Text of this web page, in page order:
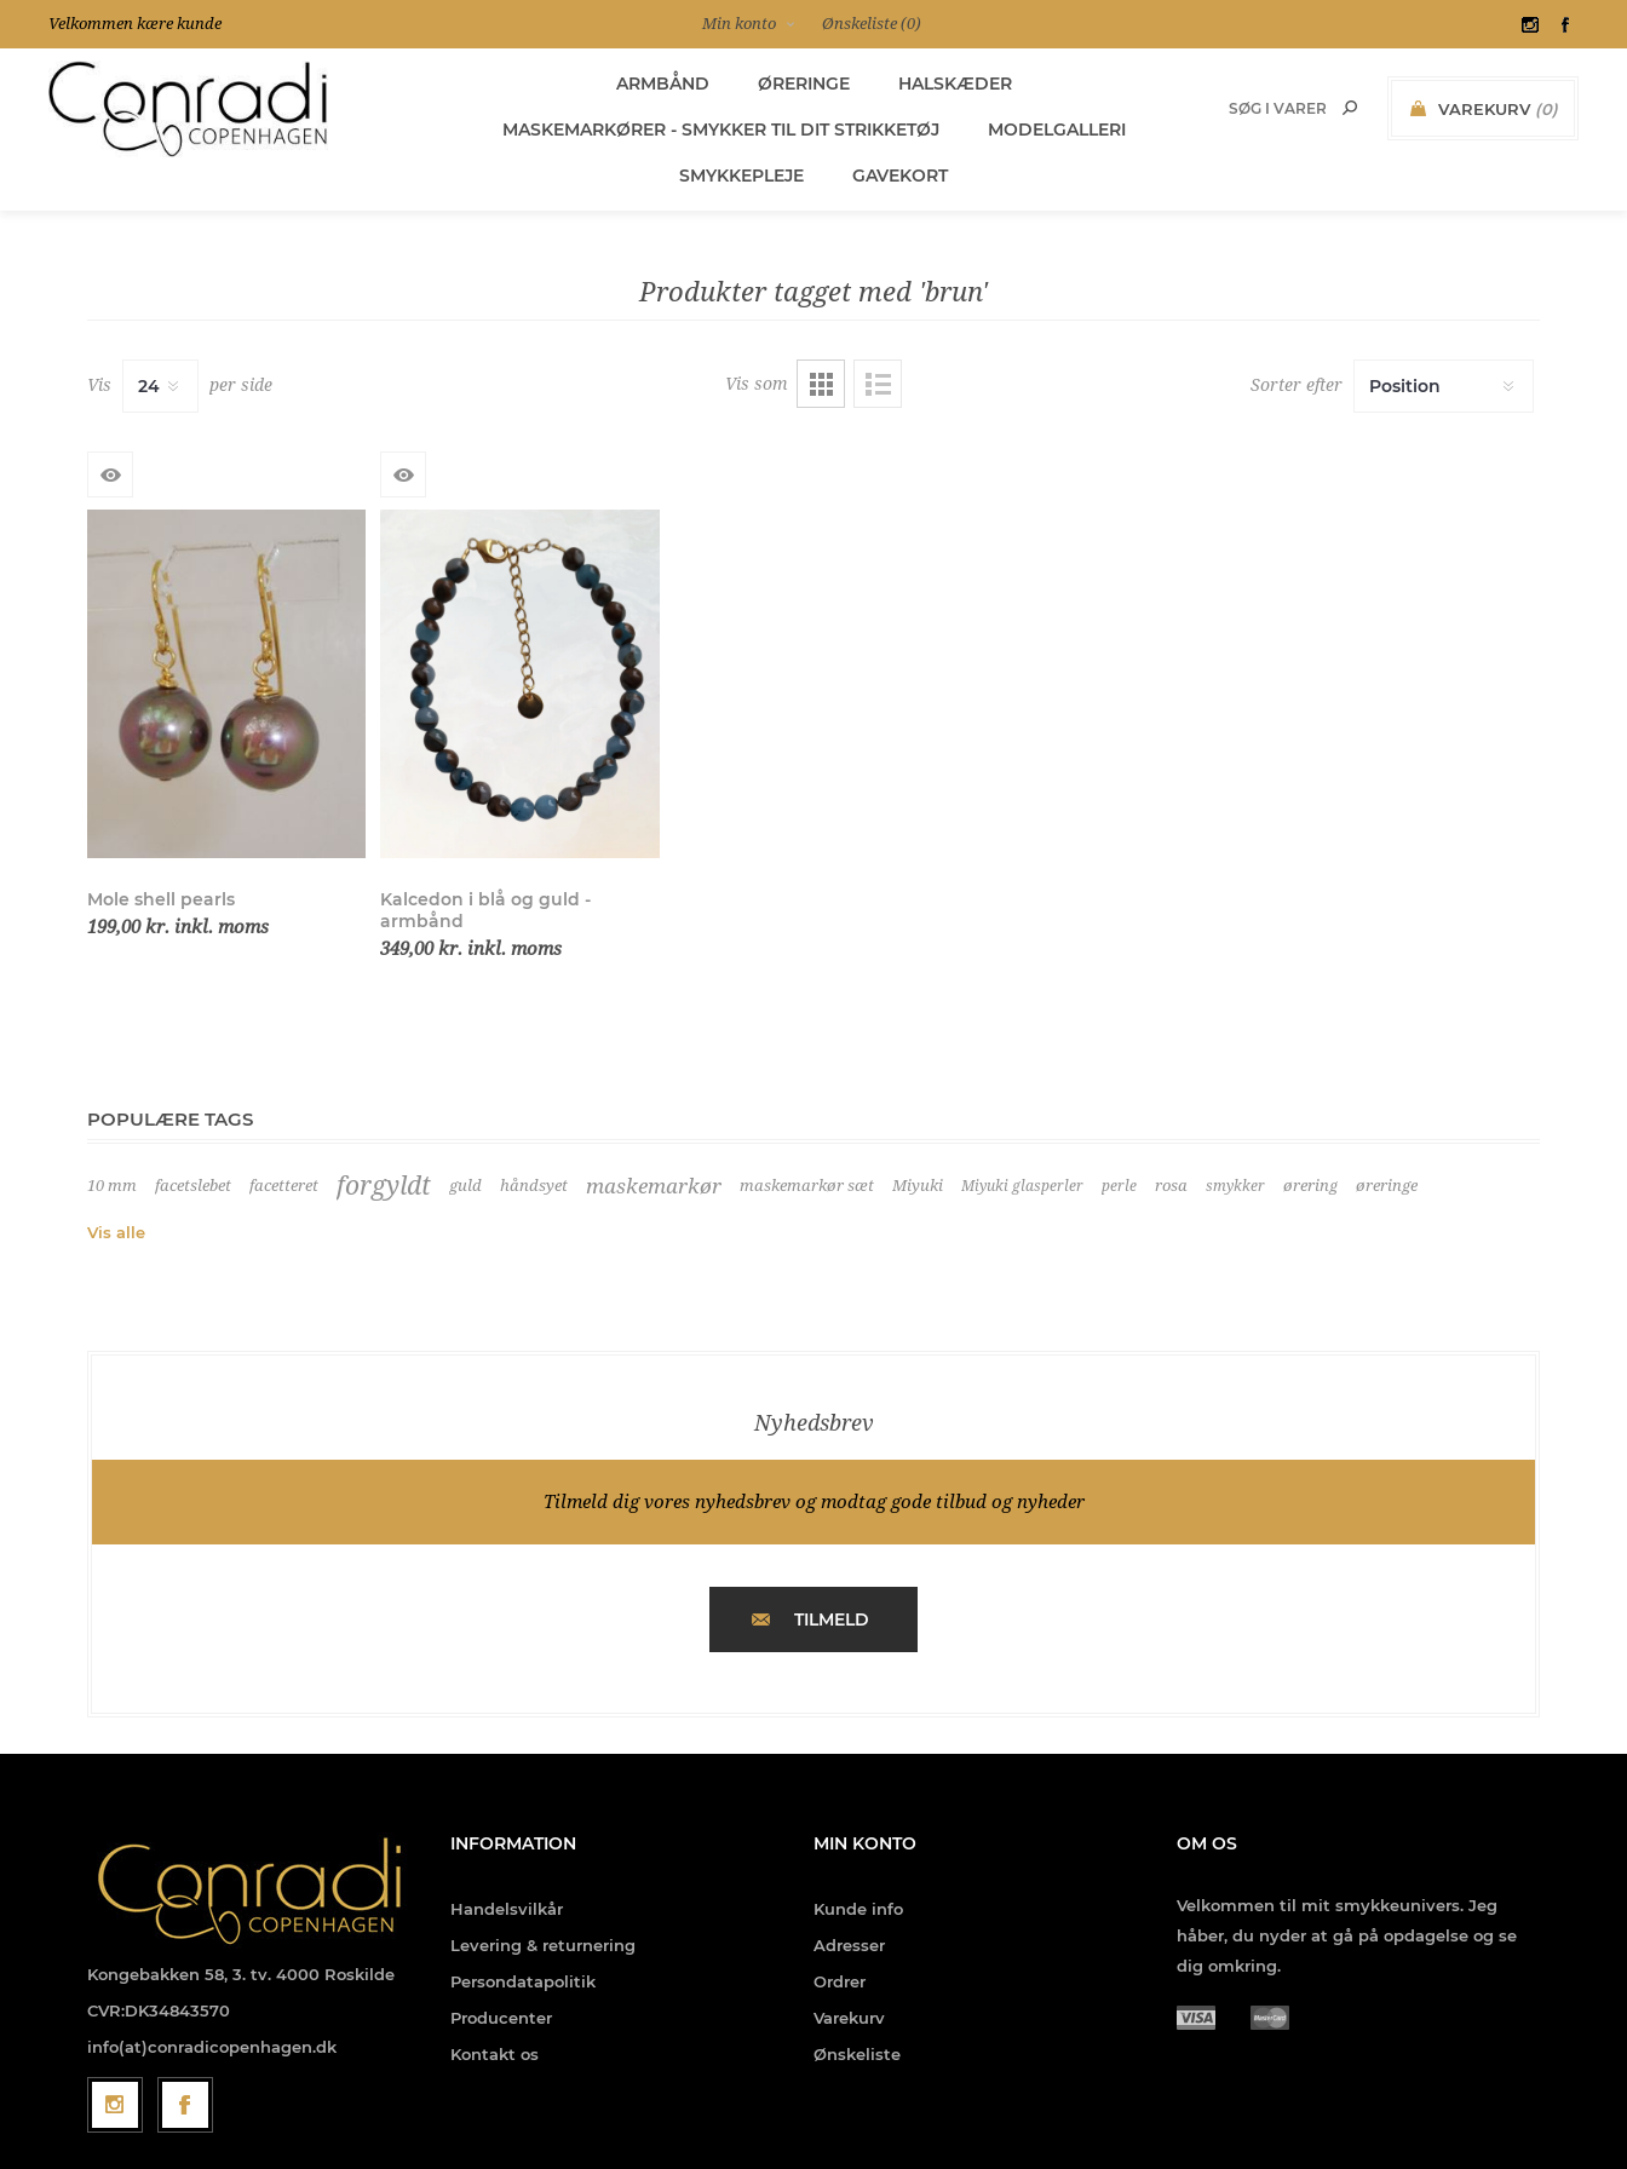
Velkommen kære kunde Min konto Ønskeliste (0)
VAREKURV (0)
ARMBÅND ØRERINGE HALSKÆDER
MASKEMARKØRER - SMYKKER TIL DIT STRIKKETØJ MODELGALLERI
SMYKKEPLEJE GAVEKORT
Produkter tagget med 'brun'
Vis som Sorter efter
Vis per side
Mole shell pearls
199,00 kr. inkl. moms
Kalcedon i blå og guld -
armbånd
349,00 kr. inkl. moms
POPULÆRE TAGS
10 mm facetslebet facetteret forgyldt guld håndsyet maskemarkør maskemarkør sæt Miyuki Miyuki glasperler perle rosa smykker ørering øreringe
Vis alle
Nyhedsbrev
Tilmeld dig vores nyhedsbrev og modtag gode tilbud og nyheder
TILMELD
Kongebakken 58, 3. tv. 4000 Roskilde
CVR:DK34843570
info(at)conradicopenhagen.dk
INFORMATION
Handelsvilkår
Levering & returnering
Persondatapolitik
Producenter
Kontakt os
MIN KONTO
Kunde info
Adresser
Ordrer
Varekurv
Ønskeliste
OM OS
Velkommen til mit smykkeunivers. Jeg
håber, du nyder at gå på opdagelse og se
dig omkring.